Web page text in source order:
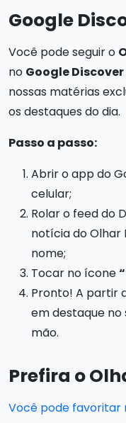
Google
Você pode seguir o
no Google Discover
nossas matérias
os destaques do dia.
Passo a passo:
Abrir o app do
celular;
Rolar o feed do
notícia do Olhar
nome;
Tocar no ícone
Pronto! A partir
em destaque
mão.
Prefira o
Você pode favoritar